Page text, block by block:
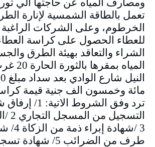
تعمل بالطاقة الشمسية لإنارة
الخرطوم، وعلى الشركات الراغبة
للعطاء الحصول على كراسة
الشراء والتعاقد بهيئة الطرق
المياه
مائة وخمسون الف جنية قيمة
ترد وفق الشروط
3 /شهادة
طرف من الضرائب 5/